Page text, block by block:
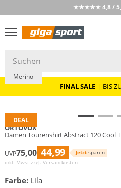
★★★★★ 4,8 / 5,0
PREIS & WERT
FINAL SALE | BIS
DEAL
Nachhaltig
Merino
ORTOVOX
Damen Tourenshirt Abstract 120 Cool
UVP75,00 44,99 Jetzt sparen
inkl. Mwst zzgl. Versandkosten
Farbe: Lila